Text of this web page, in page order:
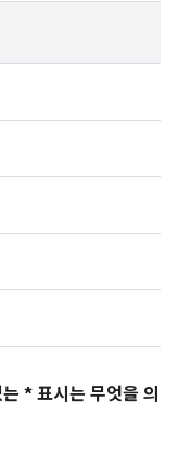
* 표시는 무엇을 의